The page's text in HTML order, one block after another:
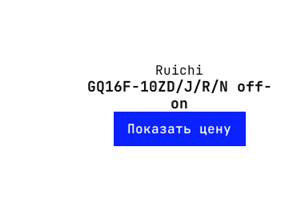
Ruichi
GQ16F-10ZD/J/R/N off-
on
Показать цену